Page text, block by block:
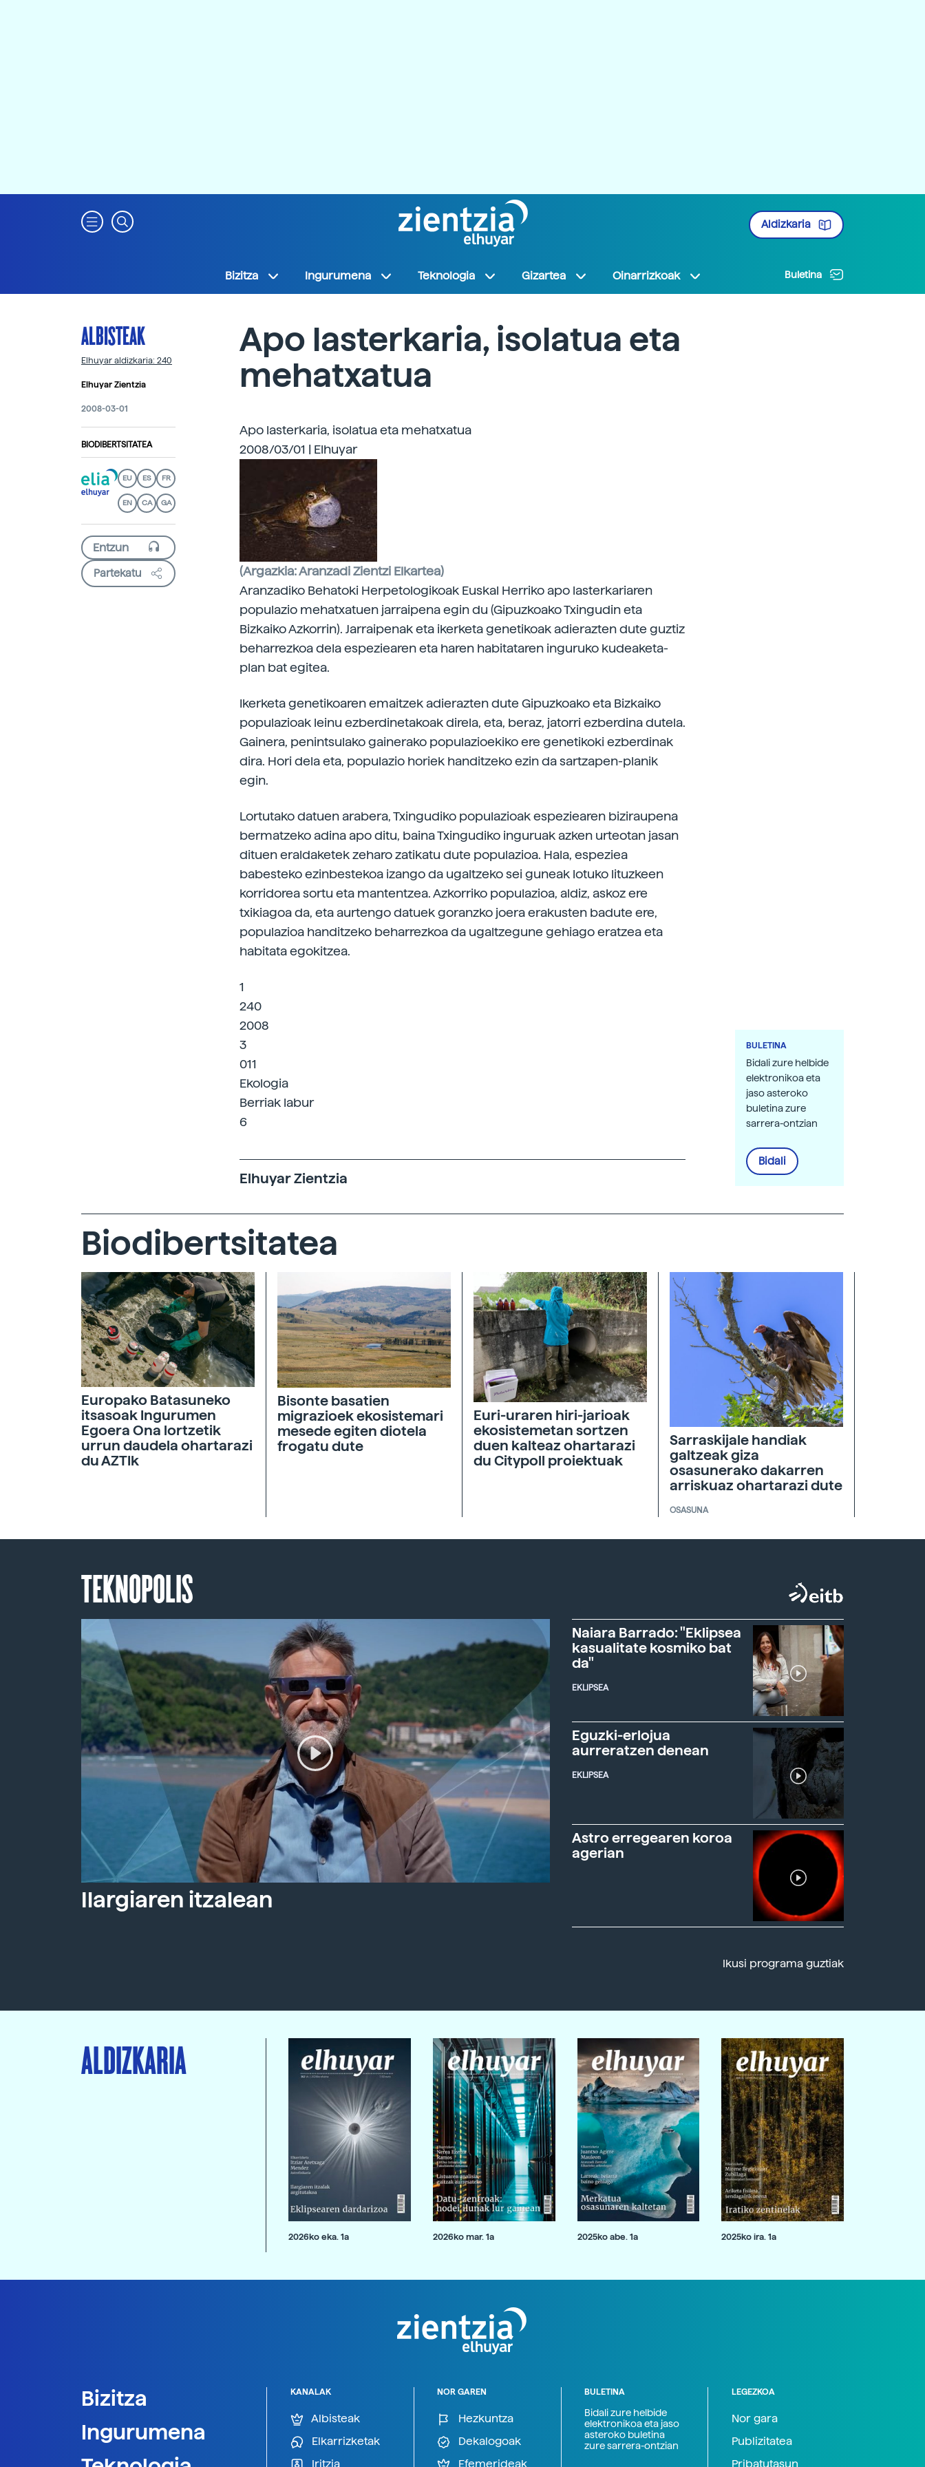
Aldizkaria
Bizitza Ingurumena Teknologia Gizartea Oinarrizkoak Buletina
ALBISTEAK
Elhuyar aldizkaria: 240
Elhuyar Zientzia
2008-03-01
BIODIBERTSITATEA
EU ES FR
EN CA GA
Partekatu
Apo lasterkaria, isolatua eta
mehatxatua
Apo lasterkaria, isolatua eta mehatxatua
2008/03/01 | Elhuyar
(Argazkia: Aranzadi Zientzi Elkartea)
Aranzadiko Behatoki Herpetologikoak Euskal Herriko apo lasterkariaren
populazio mehatxatuen jarraipena egin du (Gipuzkoako Txingudin eta
Bizkaiko Azkorrin). Jarraipenak eta ikerketa genetikoak adierazten dute guztiz
beharrezkoa dela espeziearen eta haren habitataren inguruko kudeaketa-
plan bat egitea.
Ikerketa genetikoaren emaitzek adierazten dute Gipuzkoako eta Bizkaiko
populazioak leinu ezberdinetakoak direla, eta, beraz, jatorri ezberdina dutela.
Gainera, penintsulako gainerako populazioekiko ere genetikoki ezberdinak
dira. Hori dela eta, populazio horiek handitzeko ezin da sartzapen-planik
egin.
Lortutako datuen arabera, Txingudiko populazioak espeziearen biziraupena
bermatzeko adina apo ditu, baina Txingudiko inguruak azken urteotan jasan
dituen eraldaketek zeharo zatikatu dute populazioa. Hala, espeziea
babesteko ezinbestekoa izango da ugaltzeko sei guneak lotuko lituzkeen
korridorea sortu eta mantentzea. Azkorriko populazioa, aldiz, askoz ere
txikiagoa da, eta aurtengo datuek goranzko joera erakusten badute ere,
populazioa handitzeko beharrezkoa da ugaltzegune gehiago eratzea eta
habitata egokitzea.
1
240
2008
3
011
Ekologia
Berriak labur
6
Elhuyar Zientzia
BULETINA
Bidali zure helbide
elektronikoa eta
jaso asteroko
buletina zure
sarrera-ontzian
Bidali
Biodibertsitatea
Europako Batasuneko
itsasoak Ingurumen
Egoera Ona lortzetik
urrun daudela ohartarazi
du AZTIk
Bisonte basatien
migrazioek ekosistemari
mesede egiten diotela
frogatu dute
Euri-uraren hiri-jarioak
ekosistemetan sortzen
duen kalteaz ohartarazi
du Citypoll proiektuak
Sarraskijale handiak
galtzeak giza
osasunerako dakarren
arriskuaz ohartarazi dute
OSASUNA
TEKNOPOLIS
Ilargiaren itzalean
Naiara Barrado: "Eklipsea
kasualitate kosmiko bat
da"
EKLIPSEA
Eguzki-erlojua
aurreratzen denean
EKLIPSEA
Astro erregearen koroa
agerian
Ikusi programa guztiak
ALDIZKARIA
2026ko eka. 1a 2026ko mar. 1a 2025ko abe. 1a 2025ko ira. 1a
Bizitza
Ingurumena
KANALAK
Albisteak
Elkarrizketak
Iritzia
NOR GAREN
Hezkuntza
Dekalogoak
Efemerideak
BULETINA
Bidali zure helbide
elektronikoa eta jaso
asteroko buletina
zure sarrera-ontzian
LEGEZKOA
Nor gara
Publizitatea
Pribatutasun